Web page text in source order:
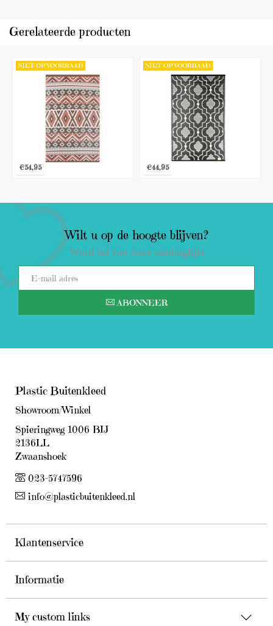
Gerelateerde producten
NIET OP VOORRAAD
€54,95
NIET OP VOORRAAD
€44,95
Wilt u op de hoogte blijven?
Word lid van onze mailinglijst
ABONNEER
Plastic Buitenkleed
Showroom/Winkel
Spieringweg 1006 BIJ
2136LL
Zwaanshoek
023-5747596
info@plasticbuitenkleed.nl
Klantenservice
Informatie
My custom links